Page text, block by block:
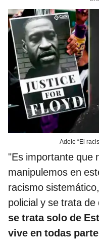
Adele “El
"Es importante que
manipulemos en
racismo
policial y se trata de
se trata solo de
vive en todas